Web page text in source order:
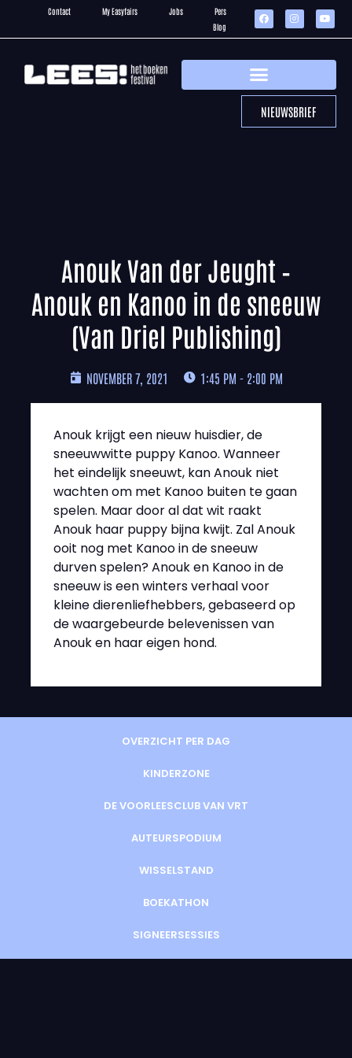
Contact My Easyfairs Jobs
Pers
Blog
NIEUWSBRIEF
OVERZICHT PER DAG
KINDERZONE
DE VOORLEESCLUB VAN VRT
AUTEURSPODIUM
WISSELSTAND
BOEKATHON
SIGNEERSESSIES
Anouk Van der Jeught –
Anouk en Kanoo in de sneeuw
(Van Driel Publishing)
NOVEMBER 7, 2021 1:45 PM - 2:00 PM
Anouk krijgt een nieuw huisdier, de
sneeuwwitte puppy Kanoo. Wanneer
het eindelijk sneeuwt, kan Anouk niet
wachten om met Kanoo buiten te gaan
spelen. Maar door al dat wit raakt
Anouk haar puppy bijna kwijt. Zal Anouk
ooit nog met Kanoo in de sneeuw
durven spelen? Anouk en Kanoo in de
sneeuw is een winters verhaal voor
kleine dierenliefhebbers, gebaseerd op
de waargebeurde belevenissen van
Anouk en haar eigen hond.